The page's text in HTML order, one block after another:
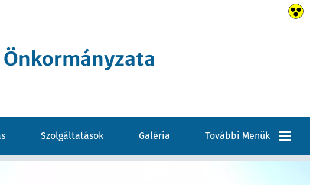
Szolgáltatások Galéria További Menük